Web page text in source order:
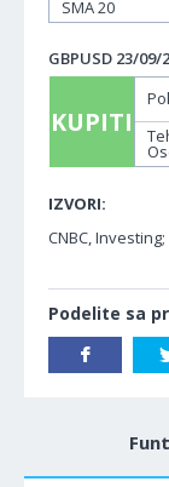
SMA 20
GBPUSD 23/
KUPITI
IZVORI:
CNBC, Investing;
Podelite sa